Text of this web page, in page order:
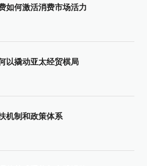
如何激活消费市场活力
以撬动亚太经贸棋局
机制和政策体系